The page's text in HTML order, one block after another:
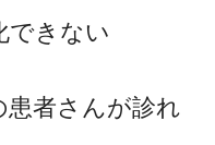
できない
患者さんが診れ